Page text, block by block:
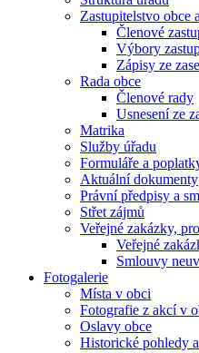
Zastupitelstvo obce
Členové
Výbory
Zápisy ze
Rada obce
Členové rady
Usnesení ze
Matrika
Služby úřadu
Formuláře a
Aktuální dokumenty
Právní předpisy a
Střet zájmů
Veřejné zakázky,
Veřejné
Smlouvy
Fotogalerie
Místa v obci
Fotografie z akcí v
Oslavy obce
Historické pohledy